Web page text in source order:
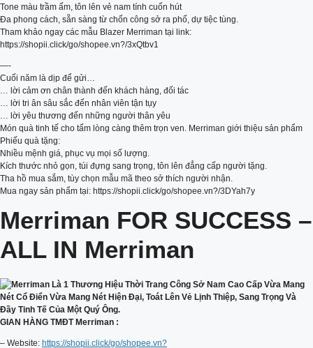
Tone màu trầm ấm, tôn lên vẻ nam tính cuốn hút
Đa phong cách, sẵn sàng từ chốn công sở ra phố, dự tiệc tùng.
Tham khảo ngay các mẫu Blazer Merriman tại link:
https://shopii.click/go/shopee.vn?/3xQtbv1
—-
Cuối năm là dịp để gửi…
… lời cảm ơn chân thành đến khách hàng, đối tác
… lời tri ân sâu sắc đến nhân viên tận tụy
… lời yêu thương đến những người thân yêu
Món quà tinh tế cho tấm lòng càng thêm trọn ven. Merriman giới thiệu sản phẩm
Phiếu quà tặng:
Nhiều mệnh giá, phục vụ mọi số lượng.
Kích thước nhỏ gọn, túi đựng sang trọng, tôn lên đẳng cấp người tặng.
Tha hồ mua sắm, tùy chọn mẫu mã theo sở thích người nhận.
Mua ngay sản phẩm tại: https://shopii.click/go/shopee.vn?/3DYah7y
Merriman FOR SUCCESS –
ALL IN Merriman
GIAN HÀNG TMĐT Merriman :
– Website: https://shopii.click/go/shopee.vn?